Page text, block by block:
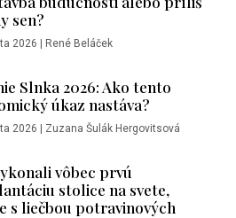
sen?
2026 | René Beláček
Slnka 2026: Ako tento
úkaz nastáva?
2026 | Zuzana Šulák Hergovitsová
vôbec prvú
stolice na svete,
s liečbou potravinových